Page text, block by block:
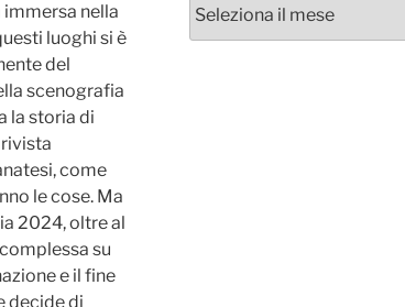
immersa nella
luoghi si è
del
scenografia
la storia di
come
le cose. Ma
2024, oltre al
su
e il fine
decide di
mensili